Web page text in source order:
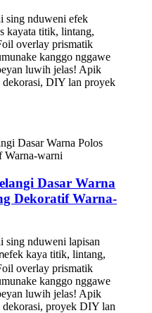
sing nduweni efek
kayata titik, lintang,
overlay prismatik
kanggo nggawe
luwih jelas! Apik
dekorasi, DIY lan proyek
Dasar Warna
Dekoratif Warna-
sing nduweni lapisan
efek kaya titik, lintang,
overlay prismatik
kanggo nggawe
luwih jelas! Apik
proyek DIY lan